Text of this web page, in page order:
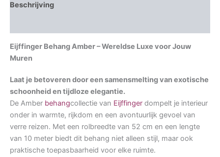
Beschrijving
Eijffinger Behang Amber – Wereldse Luxe voor Jouw
Muren
Laat je betoveren door een samensmelting van exotische
schoonheid en tijdloze elegantie.
De Amber behangcollectie van Eijffinger dompelt je interieur
onder in warmte, rijkdom en een avontuurlijk gevoel van
verre reizen. Met een rolbreedte van 52 cm en een lengte
van 10 meter biedt dit behang niet alleen stijl, maar ook
praktische toepasbaarheid voor elke ruimte.